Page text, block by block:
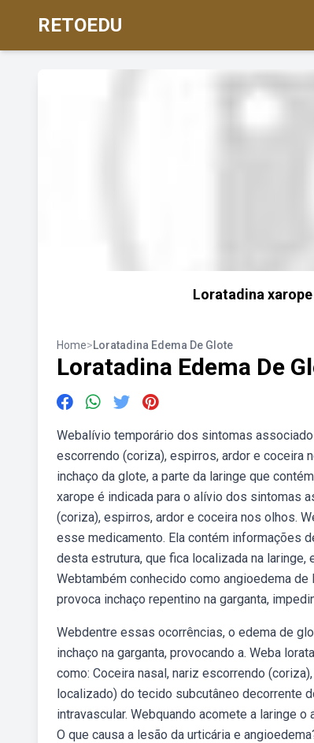
RETOEDU
Loratadina
Home>Loratadina Edema De Glote
Loratadina Edema De
Webalívio temporário dos sintomas
escorrendo (coriza), espirros, ardor e coceira
inchaço da glote, a parte da laringe que
xarope é indicada para o alívio dos sintomas
(coriza), espirros, ardor e coceira nos olhos.
esse medicamento. Ela contém informações
desta estrutura, que fica localizada na laringe,
Webtambém conhecido como angioedema
provoca inchaço repentino na garganta,
Webdentre essas ocorrências, o edema de
inchaço na garganta, provocando a. Weba
como: Coceira nasal, nariz escorrendo
localizado) do tecido subcutâneo decorrente
intravascular. Webquando acomete a laringe
O que causa a lesão da urticária e